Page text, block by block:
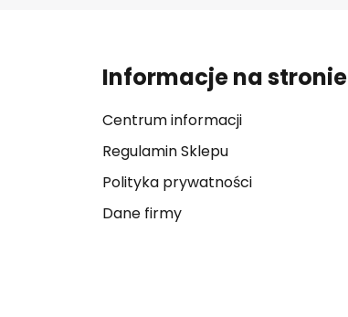
Informacje na stronie
Centrum informacji
Regulamin Sklepu
Polityka prywatności
Dane firmy